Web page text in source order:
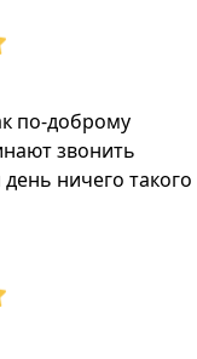
по-доброму
звонить
ничего такого